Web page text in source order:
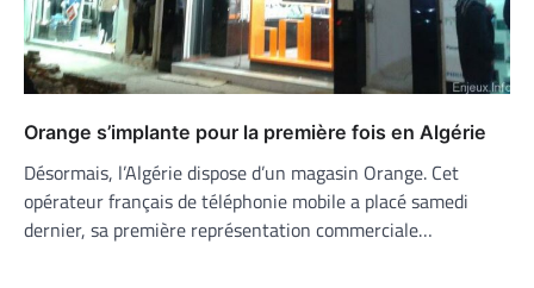
Orange s’implante pour la première fois en Algérie
Désormais, l’Algérie dispose d’un magasin Orange. Cet
opérateur français de téléphonie mobile a placé samedi
dernier, sa première représentation commerciale…